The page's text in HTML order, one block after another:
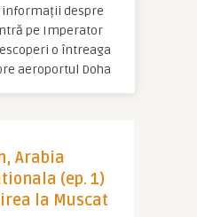
informații despre
pe Imperator
o întreaga
aeroportul Doha
Arabia
(ep. 1)
la Muscat